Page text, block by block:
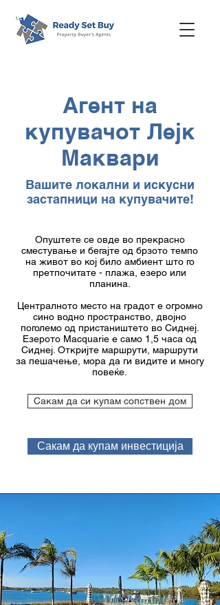
Агент на
купувачот Лејк
Маквари
Вашите локални и искусни
застапници на купувачите!
Опуштете се овде во прекрасно
сместување и бегајте од брзото темпо
на живот во кој било амбиент што го
претпочитате - плажа, езеро или
планина.
Централното место на градот е огромно
сино водно пространство, двојно
поголемо од пристаништето во Сиднеј.
Езерото Macquarie е само 1,5 часа од
Сиднеј. Откријте маршрути, маршрути
за пешачење, мора да ги видите и многу
повеќе.
Сакам да си купам сопствен дом
Сакам да купам инвестиција